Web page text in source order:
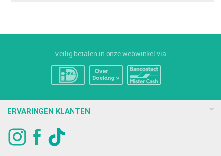
Veilig betalen in onze webwinkel via
ERVARINGEN KLANTEN